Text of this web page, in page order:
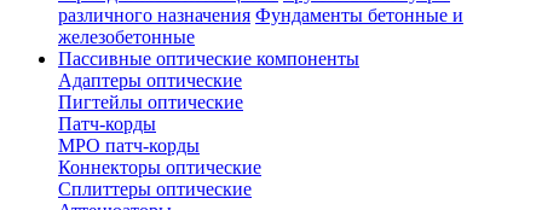
различного назначения Фундаменты бетонные и
железобетонные
Пассивные оптические компоненты
Адаптеры оптические
Пигтейлы оптические
Патч-корды
MPO патч-корды
Коннекторы оптические
Сплиттеры оптические